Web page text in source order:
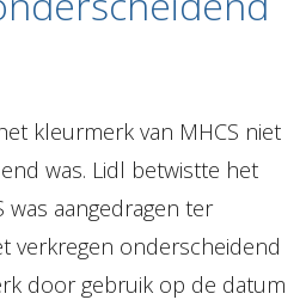
kleurmerk van MHCS niet
was. Lidl betwistte het
was aangedragen ter
verkregen onderscheidend
door gebruik op de datum